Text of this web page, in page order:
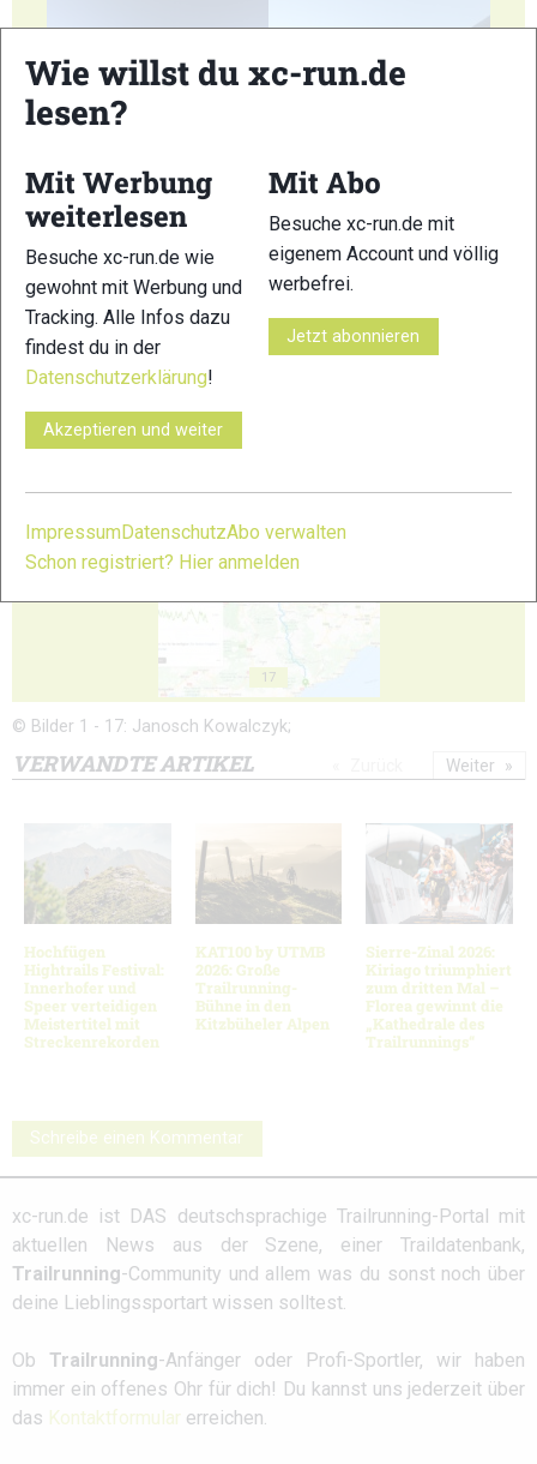
14
17
© Bilder 1 - 17: Janosch Kowalczyk;
VERWANDTE ARTIKEL
Hochfügen
Hightrails Festival:
Innerhofer und
Speer verteidigen
Meistertitel mit
Streckenrekorden
KAT100 by UTMB
2026: Große
Trailrunning-
Bühne in den
Kitzbüheler Alpen
Sierre-Zinal 2026:
Kiriago triumphiert
zum dritten Mal –
Florea gewinnt die
„Kathedrale des
Trailrunnings“
Weiter
Schreibe einen Kommentar
xc-run.de ist DAS deutschsprachige Trailrunning-Portal mit
aktuellen News aus der Szene, einer Traildatenbank,
Trailrunning-Community und allem was du sonst noch über
deine Lieblingssportart wissen solltest.
Ob Trailrunning-Anfänger oder Profi-Sportler, wir haben
immer ein offenes Ohr für dich! Du kannst uns jederzeit über
das Kontaktformular erreichen.
Wie willst du xc-run.de
lesen?
Mit Werbung
weiterlesen
Besuche xc-run.de wie
gewohnt mit Werbung und
Tracking. Alle Infos dazu
findest du in der
Datenschutzerklärung!
Akzeptieren und weiter
Mit Abo
Besuche xc-run.de mit
eigenem Account und völlig
werbefrei.
Jetzt abonnieren
ImpressumDatenschutzAbo verwalten
Schon registriert? Hier anmelden